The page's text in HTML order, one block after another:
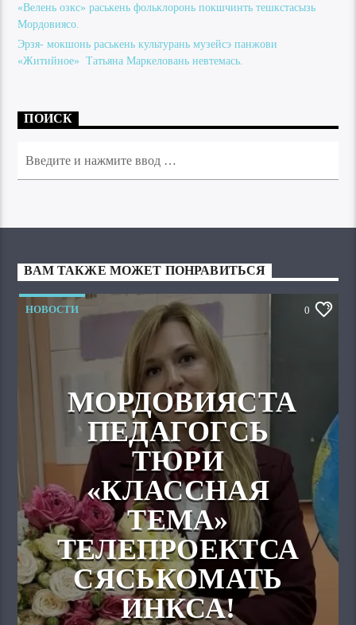
«Велень озкс» раськень фольклоронь покшчинть тешкстасызь
Мордовиясо.
Эрзя- мокшонь раськень культурань музейсэ панжови
«Житийное» Татьяна Маркеловань невтемась.
ПОИСК
ВАМ ТАКЖЕ МОЖЕТ ПОНРАВИТЬСЯ
НОВОСТИ 0
МОРДОВИЯСТА
ПЕДАГОГСЬ
ТЮРИ
«КЛАССНАЯ
ТЕМА»
ТЕЛЕПРОЕКТСА
СЯСЬКОМАТЬ
ИНКСА!